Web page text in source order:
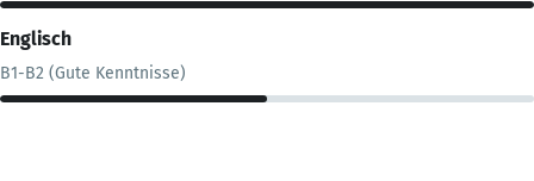
Englisch
B1-B2 (Gute Kenntnisse)